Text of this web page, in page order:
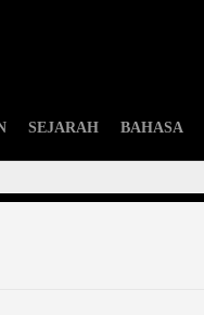
SEJARAH BAHASA